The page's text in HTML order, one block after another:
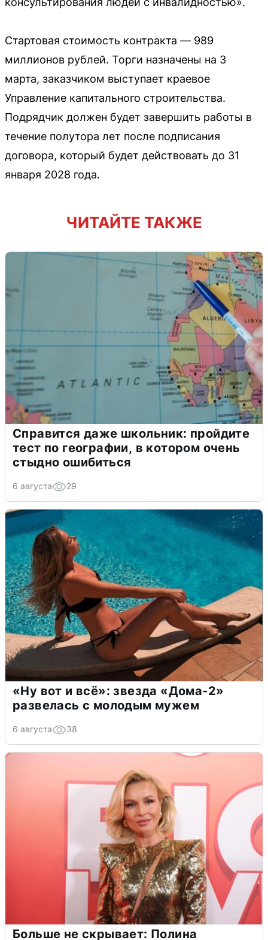
Стартовая стоимость контракта — 989
миллионов рублей. Торги назначены на 3
марта, заказчиком выступает краевое
Управление капитального строительства.
Подрядчик должен будет завершить работы в
течение полутора лет после подписания
договора, который будет действовать до 31
января 2028 года.
ЧИТАЙТЕ ТАКЖЕ
Справится даже школьник: пройдите
тест по географии, в котором очень
стыдно ошибиться
6 августа 29
«Ну вот и всё»: звезда «Дома-2»
развелась с молодым мужем
6 августа 38
Больше не скрывает: Полина